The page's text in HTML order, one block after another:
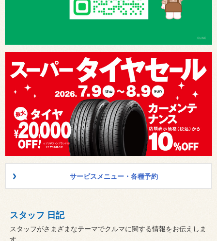
サービスメニュー・各種予約
スタッフ 日記
スタッフがさまざまなテーマでクルマに関する情報をお伝えしま
す。